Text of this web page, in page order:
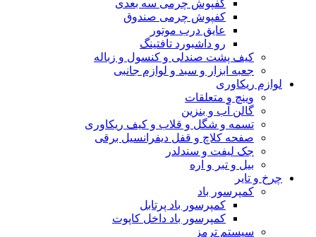
کفپوش چرمی سه بعدی
کفپوش چرمی صندوق
عایق درب موتور
رو داشبورد تافتینگ
کیف پشت صندلی و کنسول و زباله
جعبه ابزار و سبد و لوازم جانبی
لوازم ریکاوری
وینچ و متعلقات
گالن آب و بنزین
تسمه و شگل و قلاب و کیف ریکاوری
صفحه کلاچ و قفل دیفرانسیل برقی
جک لیفت و سندلدر
بیل و تبر و اره
چرخ و تایر
کمپرسور باد
کمپرسور باد پرتابل
کمپرسور باد داخل کاپوت
سیستم ترمز